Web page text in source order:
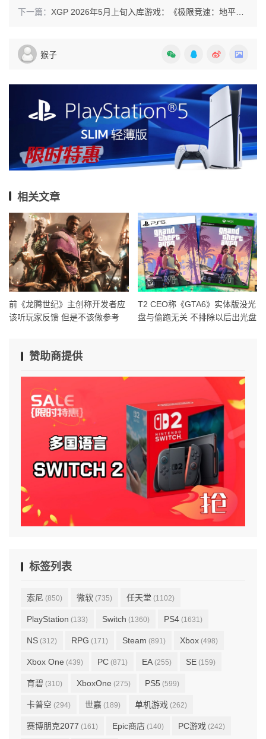
下一篇： XGP 2026年5月上旬入库游戏：《极限竞速：地平线6》领衔
猴子
相关文章
前《龙腾世纪》主创称开发者应
该听玩家反馈 但是不该做参考
T2 CEO称《GTA6》实体版没光
盘与偷跑无关 不排除以后出光盘
赞助商提供
标签列表
索尼 (850) 微软 (735) 任天堂 (1102)
PlayStation (133) Switch (1360) PS4 (1631)
NS (312) RPG (171) Steam (891) Xbox (498)
Xbox One (439) PC (871) EA (255) SE (159)
育碧 (310) XboxOne (275) PS5 (599)
卡普空 (294) 世嘉 (189) 单机游戏 (262)
赛博朋克2077 (161) Epic商店 (140) PC游戏 (242)